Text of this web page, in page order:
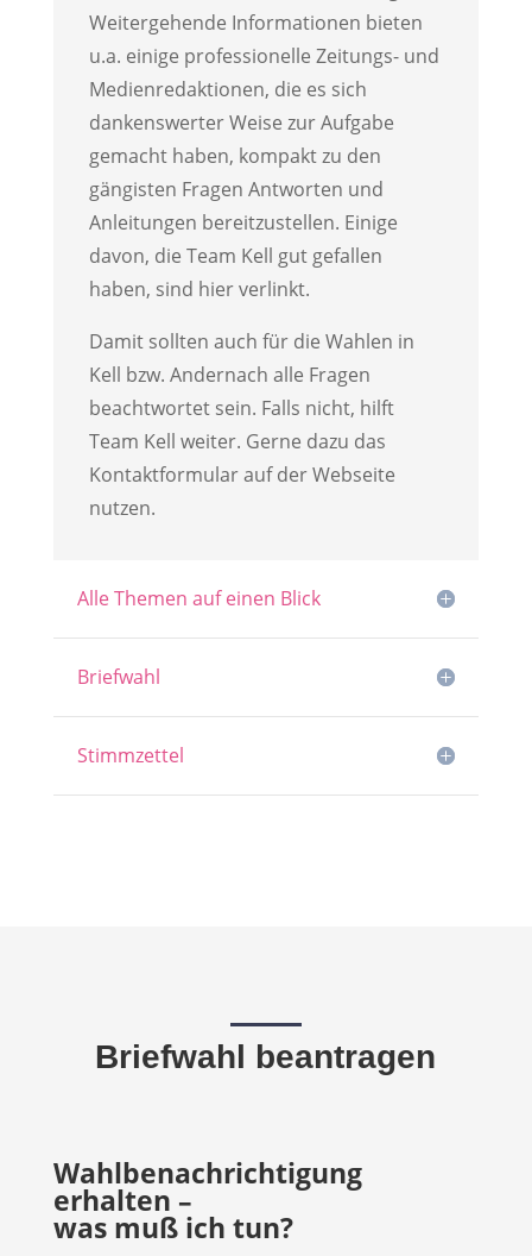
Weitergehende Informationen bieten
u.a. einige professionelle Zeitungs- und
Medienredaktionen, die es sich
dankenswerter Weise zur Aufgabe
gemacht haben, kompakt zu den
gängisten Fragen Antworten und
Anleitungen bereitzustellen. Einige
davon, die Team Kell gut gefallen
haben, sind hier verlinkt.
Damit sollten auch für die Wahlen in
Kell bzw. Andernach alle Fragen
beachtwortet sein. Falls nicht, hilft
Team Kell weiter. Gerne dazu das
Kontaktformular auf der Webseite
nutzen.
Alle Themen auf einen Blick
Briefwahl
Stimmzettel
Briefwahl beantragen
Wahlbenachrichtigung
erhalten –
was muß ich tun?